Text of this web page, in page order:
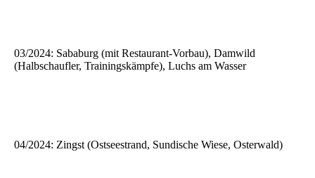
03/2024: Sababurg (mit Restaurant-Vorbau), Damwild
(Halbschaufler, Trainingskämpfe), Luchs am Wasser
04/2024: Zingst (Ostseestrand, Sundische Wiese, Osterwald)